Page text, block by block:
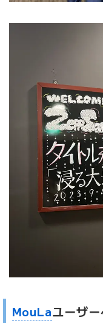
MouLaユーザ